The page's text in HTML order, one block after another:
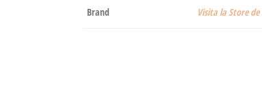
Brand Visita la Store de